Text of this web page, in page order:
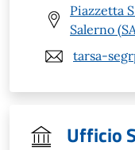
Piazzetta
Salerno
tarsa-
Ufficio